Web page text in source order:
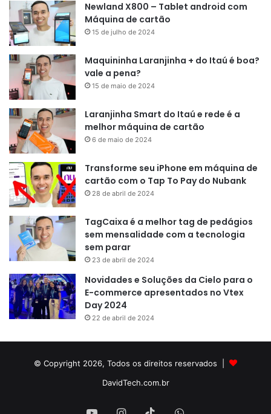
Newland X800 – Tablet android com
Máquina de cartão
15 de julho de 2024
Maquininha Laranjinha + do Itaú é boa?
vale a pena?
15 de maio de 2024
Laranjinha Smart do Itaú e rede é a
melhor máquina de cartão
6 de maio de 2024
Transforme seu iPhone em máquina de
cartão com o Tap To Pay do Nubank
28 de abril de 2024
TagCaixa é a melhor tag de pedágios
sem mensalidade com a tecnologia
sem parar
23 de abril de 2024
Novidades e Soluções da Cielo para o
E-commerce apresentados no Vtex
Day 2024
22 de abril de 2024
© Copyright 2026, Todos os direitos reservados |
DavidTech.com.br